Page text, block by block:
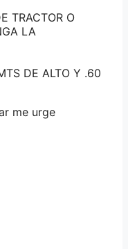
TRACTOR O
LA
DE ALTO Y .60
me urge